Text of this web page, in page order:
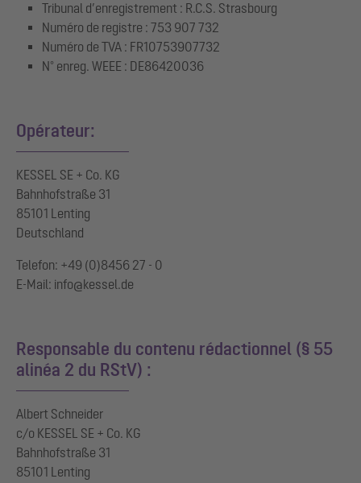
Tribunal d’enregistrement : R.C.S. Strasbourg
Numéro de registre : 753 907 732
Numéro de TVA : FR10753907732
N° enreg. WEEE : DE86420036
Opérateur:
KESSEL SE + Co. KG
Bahnhofstraße 31
85101 Lenting
Deutschland
Telefon: +49 (0)8456 27 - 0
E-Mail: info@kessel.de
Responsable du contenu rédactionnel (§ 55
alinéa 2 du RStV) :
Albert Schneider
c/o KESSEL SE + Co. KG
Bahnhofstraße 31
85101 Lenting